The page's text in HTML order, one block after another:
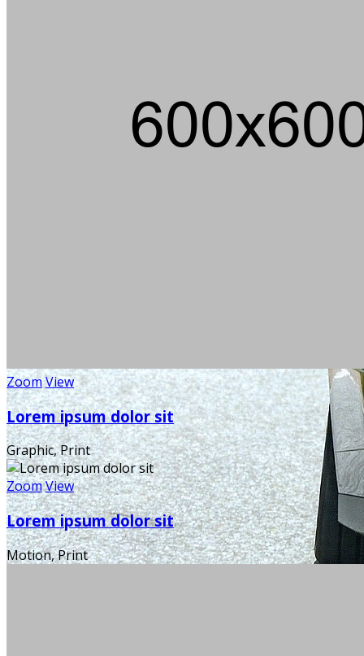
ZoomView
Lorem ipsum dolor sit
Graphic, Print
ZoomView
Lorem ipsum dolor sit
Motion, Print